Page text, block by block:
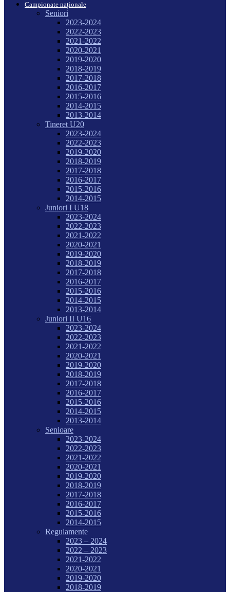
Campionate naționale
Seniori
2023-2024
2022-2023
2021-2022
2020-2021
2019-2020
2018-2019
2017-2018
2016-2017
2015-2016
2014-2015
2013-2014
Tineret U20
2023-2024
2022-2023
2019-2020
2018-2019
2017-2018
2016-2017
2015-2016
2014-2015
Juniori I U18
2023-2024
2022-2023
2021-2022
2020-2021
2019-2020
2018-2019
2017-2018
2016-2017
2015-2016
2014-2015
2013-2014
Juniori II U16
2023-2024
2022-2023
2021-2022
2020-2021
2019-2020
2018-2019
2017-2018
2016-2017
2015-2016
2014-2015
2013-2014
Senioare
2023-2024
2022-2023
2021-2022
2020-2021
2019-2020
2018-2019
2017-2018
2016-2017
2015-2016
2014-2015
Regulamente
2023 – 2024
2022 – 2023
2021-2022
2020-2021
2019-2020
2018-2019